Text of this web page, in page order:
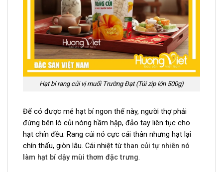
Hạt bí rang củi vị muối Trường Đạt (Túi zip lớn 500g)
Để có được mẻ hạt bí ngon thế này, người thợ phải
đứng bên lò củi nóng hầm hập, đảo tay liên tục cho
hạt chín đều. Rang củi nó cực cái thân nhưng hạt lại
chín thấu, giòn lâu. Cái nhiệt từthan củi tự nhiên nó
làm hạt bí dậy mùi thơm đặc trưng.